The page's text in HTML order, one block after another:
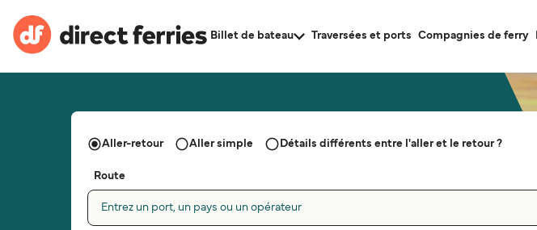
Billet de bateau Traversées et ports Compagnies de ferry
Aller-retour Aller simple Détails différents entre l'aller et le retour ?
Route
Entrez un port, un pays ou un opérateur